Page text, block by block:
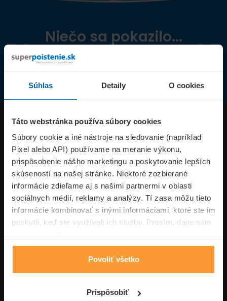
Súhlas Detaily O cookies
Táto webstránka používa súbory cookies
Súbory cookie a iné nástroje na sledovanie (napríklad
Pixel alebo API) používame na meranie výkonu,
prispôsobenie nášho marketingu a poskytovanie lepších
skúseností na našej stránke. Niektoré zozbierané
informácie zdieľame aj s našimi partnermi v oblasti
sociálnych médií, reklamy a analýzy. Tí zasa môžu tieto
informácie kombinovať s inými informáciami, ktoré ste im
poskytli, keď ste využívali ich služby. Prosím, dajte nám
Povoliť všetko
Prispôsobiť
Niečo sa pokazilo...
Přejít na úvodní stránku
Produkty
Superpoistenie.sk
Informácie
Typy poistení
Volajte pon-pia: 09:00–17:00 hod
0850 100 101
Napíšte nám